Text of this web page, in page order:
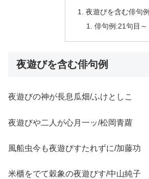
夜遊びを含む俳句例
俳句例:21句目～
夜遊びを含む俳句例
夜遊びの神が長息瓜畑/ふけとしこ
夜遊びや二人が心月一ッ/松岡青蘿
風船虫今も夜遊びすたれずに/加藤功
米櫃をでて穀象の夜遊びす/中山純子